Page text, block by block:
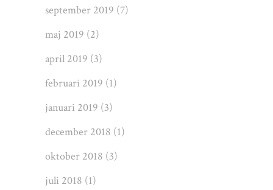
september 2019 (7)
maj 2019 (2)
april 2019 (3)
februari 2019 (1)
januari 2019 (3)
december 2018 (1)
oktober 2018 (3)
juli 2018 (1)